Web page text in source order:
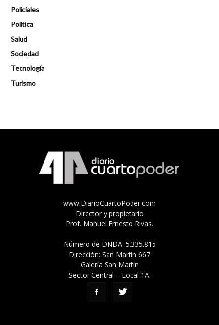
Policiales
Política
Salud
Sociedad
Tecnología
Turismo
www.DiarioCuartoPoder.com
Director y propietario
Prof. Manuel Ernesto Rivas.
Número de DNDA: 5.335.815
Dirección: San Martín 667
Galería San Martín
Sector Central – Local 1A.